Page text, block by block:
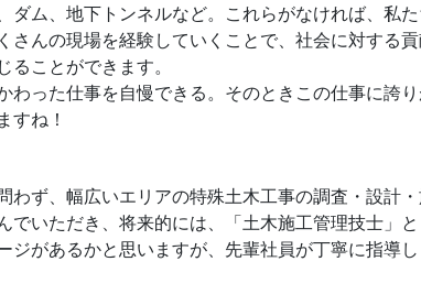
ダム、地下トンネルなど。これらがなければ、私
さんの現場を経験していくことで、社会に対する
ることができます。
わった仕事を自慢できる。そのときこの仕事に誇
すね！
わず、幅広いエリアの特殊土木工事の調査・設計
でいただき、将来的には、「土木施工管理技士」
ジがあるかと思いますが、先輩社員が丁寧に指導